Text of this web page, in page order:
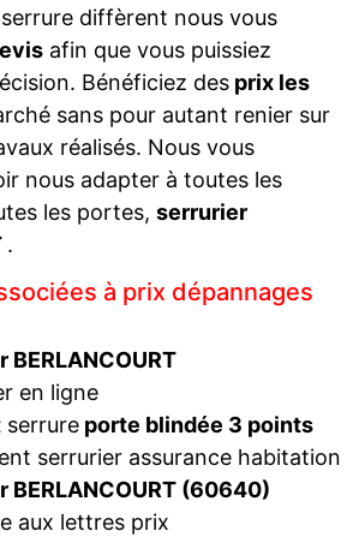
diffèrent nous vous
afin que vous puissiez
Bénéficiez des prix les
sans pour autant renier sur
réalisés. Nous vous
nous adapter à toutes les
les portes, serrurier
.
à prix dépannages
en ligne
serrureporte blindée 3 points
serrurier assurance habitation
(60640)
aux lettres prix